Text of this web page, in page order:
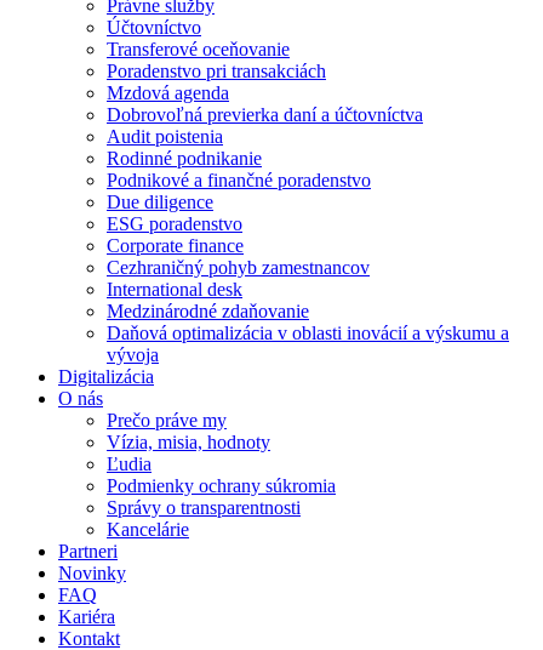
Právne služby
Účtovníctvo
Transferové oceňovanie
Poradenstvo pri transakciách
Mzdová agenda
Dobrovoľná previerka daní a účtovníctva
Audit poistenia
Rodinné podnikanie
Podnikové a finančné poradenstvo
Due diligence
ESG poradenstvo
Corporate finance
Cezhraničný pohyb zamestnancov
International desk
Medzinárodné zdaňovanie
Daňová optimalizácia v oblasti inovácií a výskumu a
vývoja
Digitalizácia
O nás
Prečo práve my
Vízia, misia, hodnoty
Ľudia
Podmienky ochrany súkromia
Správy o transparentnosti
Kancelárie
Partneri
Novinky
FAQ
Kariéra
Kontakt